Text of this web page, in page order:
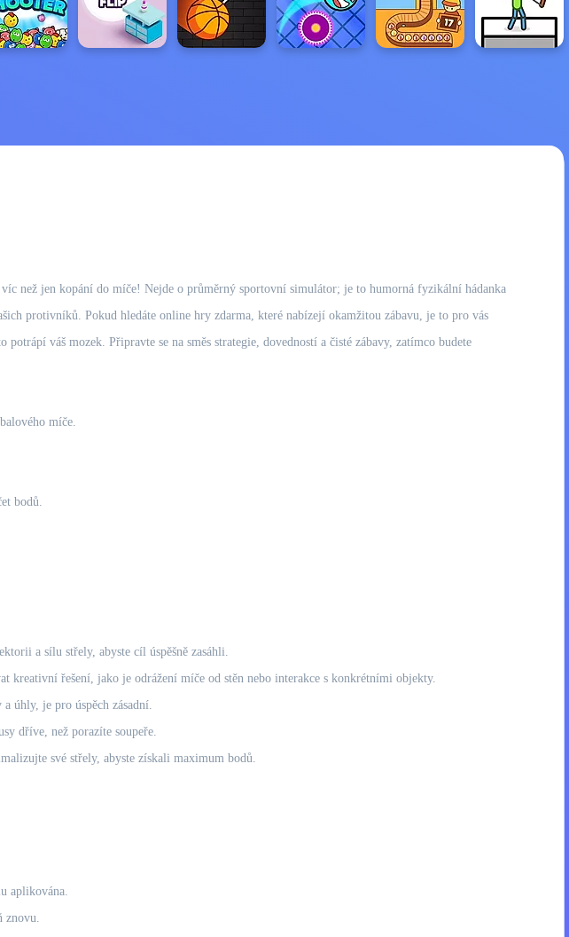
než jen kopání do míče! Nejde o průměrný sportovní simulátor; je to humorná fyzikální hádanka
protivníků. Pokud hledáte online hry zdarma, které nabízejí okamžitou zábavu, je to pro vás
váš mozek. Připravte se na směs strategie, dovedností a čisté zábavy, zatímco budete
míče.
bodů.
a sílu střely, abyste cíl úspěšně zasáhli.
kreativní řešení, jako je odrážení míče od stěn nebo interakce s konkrétními objekty.
úhly, je pro úspěch zásadní.
dříve, než porazíte soupeře.
své střely, abyste získali maximum bodů.
aplikována.
znovu.